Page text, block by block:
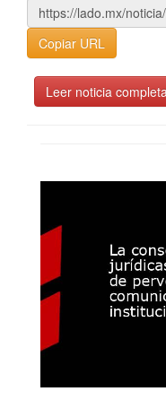
Copiar URL
Leer noticia